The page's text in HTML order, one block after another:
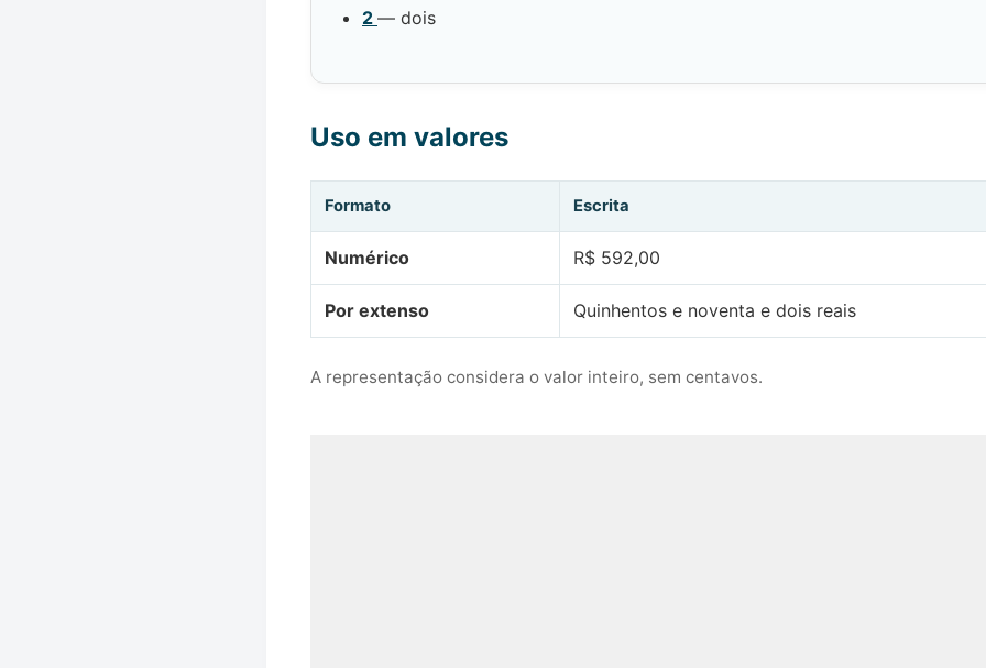
2 — dois
Uso em valores
Formato Escrita
Numérico R$ 592,00
Por extenso Quinhentos e noventa e dois reais
A representação considera o valor inteiro, sem centavos.